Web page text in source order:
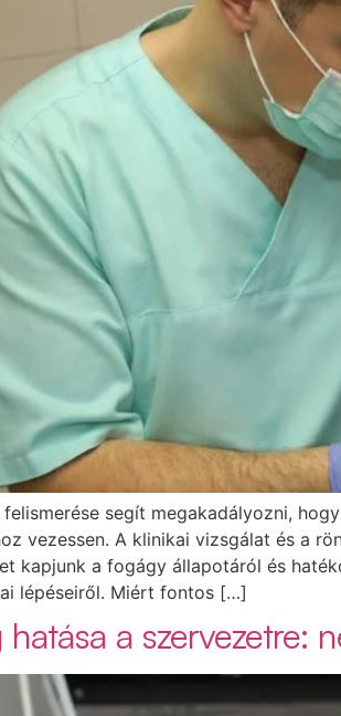
segít megakadályozni,
vezessen. A klinikai vizsgálat és a
kapjunk a fogágy állapotáról és
lépéseiről. Miért fontos […]
a szervezetre: